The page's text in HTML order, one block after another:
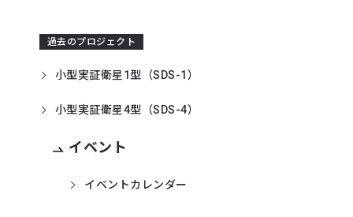
過去のプロジェクト
小型実証衛星1型（SDS-1）
小型実証衛星4型（SDS-4）
イベント
イベントカレンダー